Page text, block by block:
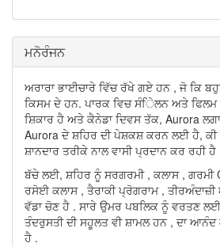
ਮਨੋਰੰਜਨ
ਅਰਾਰਾ ਭਾਈਚਾਰੇ ਵਿੱਚ ਰੱਖੇ ਗਏ ਹਨ , ਜੋ ਕਿ
ਕਿਸਮ ਦੇ ਹਨ. ਪਾਰਕ ਵਿਚ ਸੰਿੇਲਨ ਅਤੇ ਫਿਲਮ
ਸ਼ਿਕਾਰ ਹੈ ਅਤੇ ਕੈਨੇਡਾ ਦਿਵਸ ਤੱਕ, Aurora
Aurora ਦੇ ਸ਼ਹਿਰ ਦੀ ਪੇਸ਼ਕਸ਼ ਕਰਨ ਲਈ ਹੈ, ਕੀ
ਸ਼ਾਨਦਾਰ ਤਰੀਕੇ ਨਾਲ ਵਾਸੀ ਪ੍ਰਦਾਨ ਕਰ ਰਹੀ ਹੈ
ਬੱਚੇ ਲਈ, ਸ਼ਹਿਰ ਨੂੰ ਸਰਗਰਮੀ , ਕਲਾਸ , ਗਰਮੀ
ਰਸੋਈ ਕਲਾਸ , ਤੈਰਾਕੀ ਪ੍ਰੋਗਰਾਮ ,
ਵੱਡਾ ਚੋਣ ਹੈ . ਸਾਰੇ ਉਮਰ ਪਬਲਿਕ ਨੂੰ ਵਰਤਣ
ਤੰਦਰੁਸਤੀ ਦੀ ਸਹੂਲਤ ਵੀ ਸ਼ਾਮਲ ਹਨ , ਦਾ
ਹੈ .